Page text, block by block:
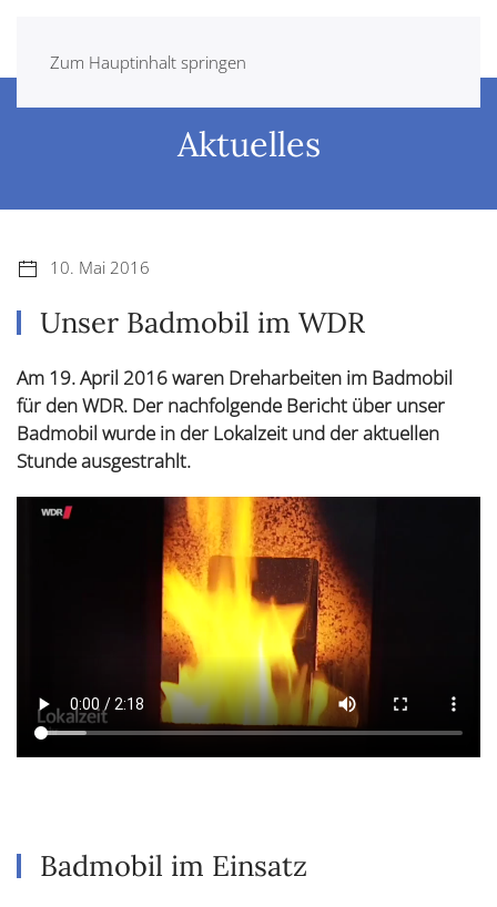
Zum Hauptinhalt springen
Aktuelles
10. Mai 2016
Unser Badmobil im WDR
Am 19. April 2016 waren Dreharbeiten im Badmobil
für den WDR. Der nachfolgende Bericht über unser
Badmobil wurde in der Lokalzeit und der aktuellen
Stunde ausgestrahlt.
Badmobil im Einsatz